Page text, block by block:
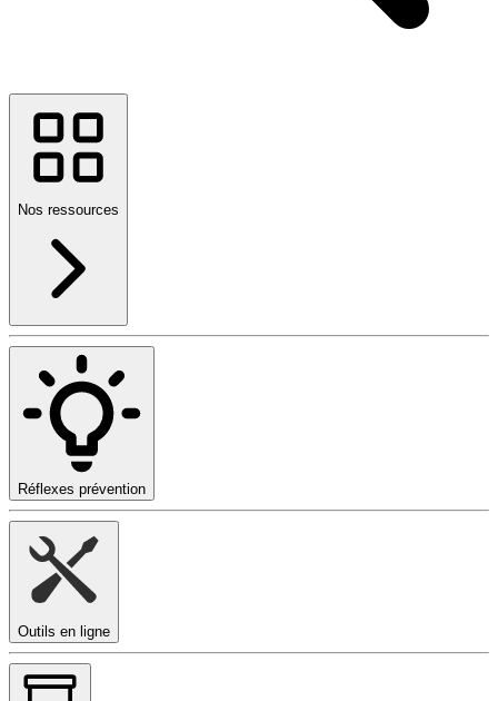
Nos ressources
Réflexes prévention
Outils en ligne